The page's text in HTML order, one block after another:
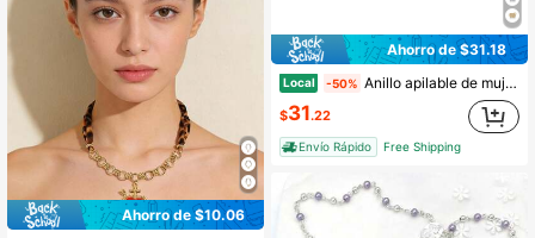
Ahorro de $10.06
Ahorro de $31.18
Local -50% Anillo apilable de mujer chapado en oro de 14K - Anillo grueso de múltiples capas doble/triple
$31.22
Envío Rápido Free Shipping